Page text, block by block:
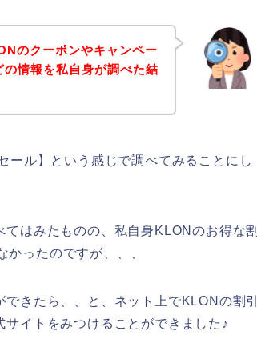
のクーポンやキャンペー
情報を私自身が調べた結
ール】という感じで調べてみることにし
はみたものの、私自身KLONのお得な割
ったのですが、、、
きたら、、と、ネット上でKLONの割引
イトをみつけることができました♪